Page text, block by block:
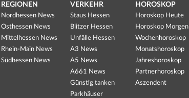
REGIONEN
Nordhessen News
Osthessen News
Mittelhessen News
Rhein-Main News
Südhessen News
VERKEHR
Staus Hessen
Blitzer Hessen
Unfälle Hessen
A3 News
A5 News
A661 News
Günstig tanken
Parkhäuser
HOROSKOP
Horoskop Heute
Horoskop Morgen
Wochenhoroskop
Monatshoroskop
Jahreshoroskop
Partnerhoroskop
Aszendent